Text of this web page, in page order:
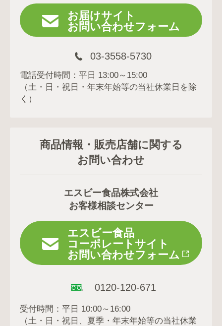
お届けサイト
お問い合わせフォーム
03-3558-5730
電話受付時間：平日 13:00～15:00
（土・日・祝日・年末年始等の当社休業日を除
く）
商品情報・販売店舗に関する
お問い合わせ
エスビー食品株式会社
お客様相談センター
エスビー食品
コーポレートサイト
お問い合わせフォーム
0120-120-671
受付時間：平日 10:00～16:00
（土・日・祝日、夏季・年末年始等の当社休業